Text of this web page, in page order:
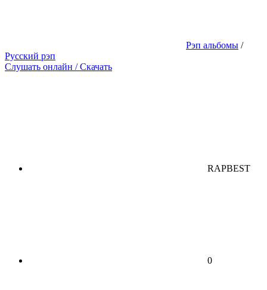
Рэп альбомы /
Русский рэп
Слушать онлайн / Скачать
RAPBEST
0